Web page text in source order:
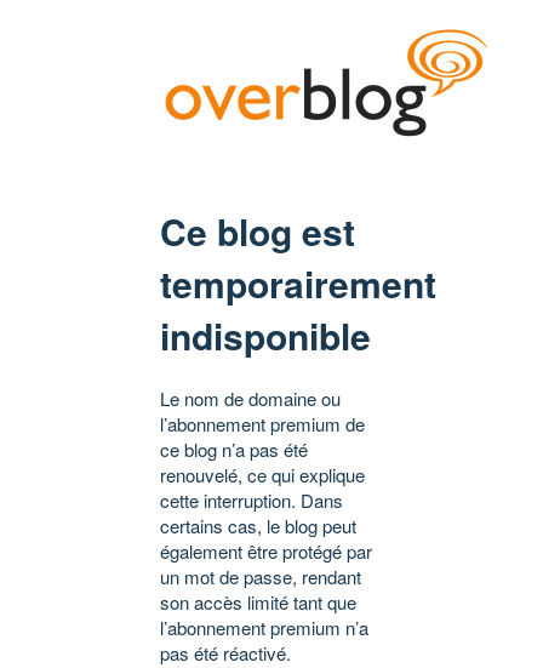
Ce blog est
temporairement
indisponible
Le nom de domaine ou
l’abonnement premium de
ce blog n’a pas été
renouvelé, ce qui explique
cette interruption. Dans
certains cas, le blog peut
également être protégé par
un mot de passe, rendant
son accès limité tant que
l’abonnement premium n’a
pas été réactivé.